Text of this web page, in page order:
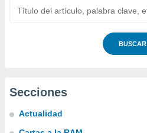
BUSCAR
Secciones
Actualidad